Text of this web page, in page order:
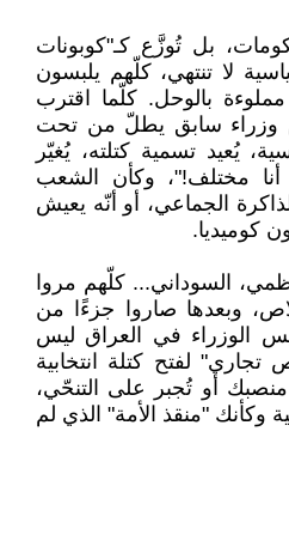
بل تُوزَّع كـ"كوبونات
لا تنتهي، كلّهم يلبسون
بالوحل. كلّما اقترب
وزراء سابق يطلّ من تحت
يُعيد تسمية كتلته، يُغيّر
أنا مختلف!"، وكأن الشعب
الجماعي، أو أنّه يعيش
كوميديا.
السوداني... كلّهم مروا
وبعدها صاروا جزءًا من
الوزراء في العراق ليس
لفتح كتلة انتخابية
أو تُجبر على التنحّي،
وكأنك "منقذ الأمة" الذي لم